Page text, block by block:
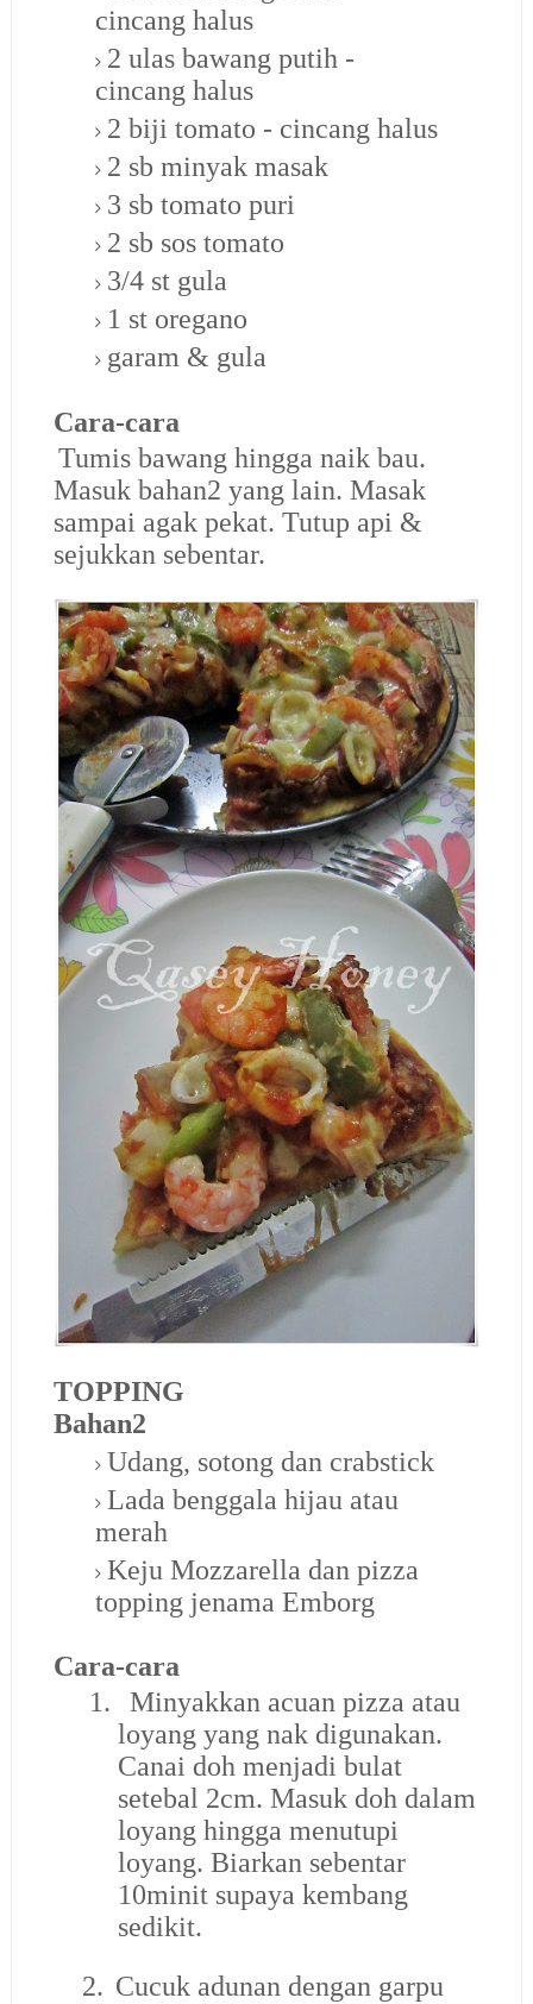
cincang halus
2 ulas bawang putih -
cincang halus
2 biji tomato - cincang halus
2 sb minyak masak
3 sb tomato puri
2 sb sos tomato
3/4 st gula
1 st oregano
garam & gula
Cara-cara
Tumis bawang hingga naik bau.
Masuk bahan2 yang lain. Masak
sampai agak pekat. Tutup api &
sejukkan sebentar.
TOPPING
Bahan2
Udang, sotong dan crabstick
Lada benggala hijau atau
merah
Keju Mozzarella dan pizza
topping jenama Emborg
Cara-cara
1.
Minyakkan acuan pizza atau
loyang yang nak digunakan.
Canai doh menjadi bulat
setebal 2cm. Masuk doh dalam
loyang hingga menutupi
loyang. Biarkan sebentar
10minit supaya kembang
sedikit.
2. Cucuk adunan dengan garpu